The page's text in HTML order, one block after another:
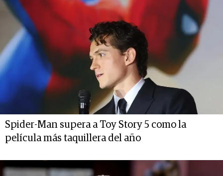
Spider-Man supera a Toy Story 5 como la
película más taquillera del año